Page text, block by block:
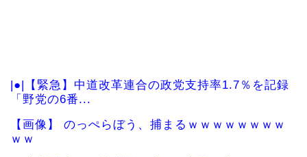
|●|【緊急】中道改革連合の政党支持率1.7％を記録
「野党の6番...
【画像】 のっぺらぼう、捕まるｗｗｗｗｗｗｗｗ
ｗｗ